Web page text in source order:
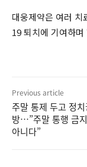
대웅제약은 여러 치
19 퇴치에 기여하
Previous article
주말 통제 두고 정
방…”주말 통행 금
아니다”